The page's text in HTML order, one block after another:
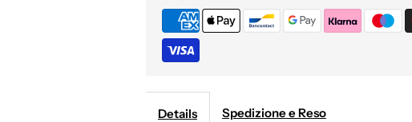
Details Spedizione e Reso